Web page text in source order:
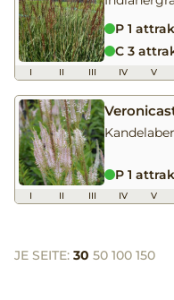
P 1
C 3
I II III IV V
P 1
I II III IV V
JE SEITE: 30 50 100 150